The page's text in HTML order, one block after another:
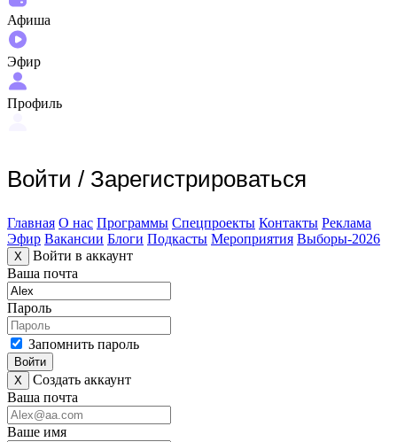
Афиша
Эфир
Профиль
Войти / Зарегистрироваться
Главная О нас Программы Спецпроекты Контакты Реклама
Эфир Вакансии Блоги Подкасты Мероприятия Выборы-2026
X
Войти в аккаунт
Ваша почта
Пароль
Запомнить пароль
Войти
X
Создать аккаунт
Ваша почта
Ваше имя